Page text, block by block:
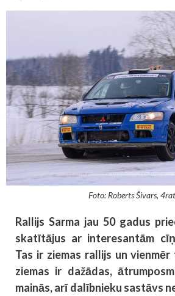
Foto: Roberts Šivars,
Rallijs Sarma jau 50 gadus
skatītājus ar interesantām
Tas ir ziemas rallijs un
ziemas ir dažādas,
mainās, arī dalībnieku sastāvs